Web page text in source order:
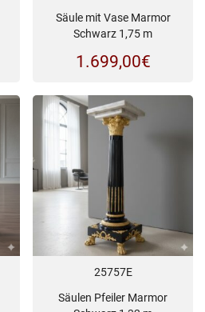
Säule mit Vase Marmor
Schwarz 1,75 m
1.699,00€
25757E
Säulen Pfeiler Marmor